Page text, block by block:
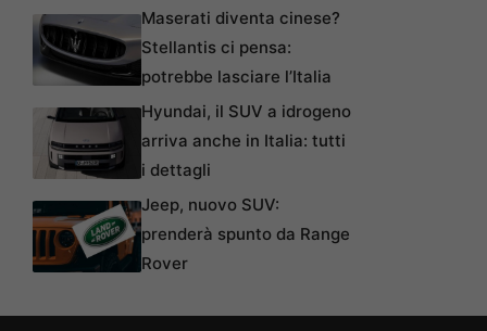
Maserati diventa cinese?
Stellantis ci pensa:
potrebbe lasciare l’Italia
Hyundai, il SUV a idrogeno
arriva anche in Italia: tutti
i dettagli
Jeep, nuovo SUV:
prenderà spunto da Range
Rover